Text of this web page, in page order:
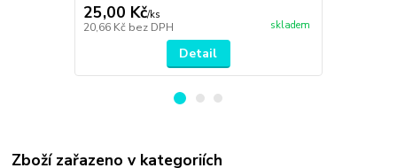
25,00 Kč/ks
20,66 Kč bez DPH skladem
Detail
Zboží zařazeno v kategoriích